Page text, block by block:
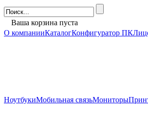
Ваша корзина пуста
О компанииКаталогКонфигуратор ПК
НоутбукиМобильная связьМониторы